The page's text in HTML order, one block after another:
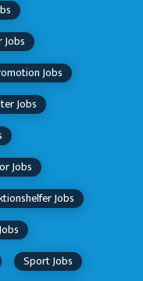
Jobs
Jobs
Jobs
Jobs
Jobs
Sport Jobs